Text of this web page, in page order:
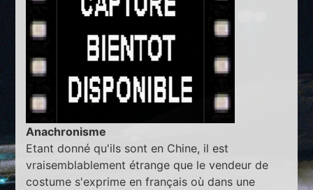
Anachronisme
Etant donné qu'ils sont en Chine, il est
vraisemblablement étrange que le vendeur de
costume s'exprime en français où dans une